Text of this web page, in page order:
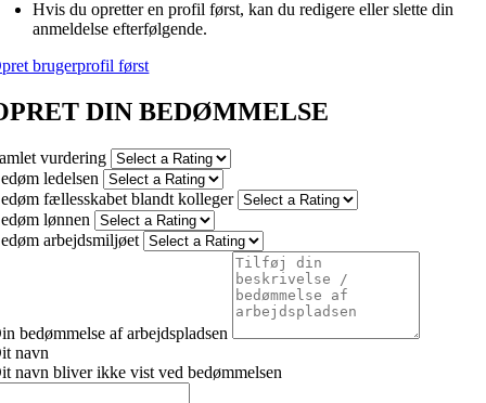
Hvis du opretter en profil først, kan du redigere eller slette din
anmeldelse efterfølgende.
brugerprofil først
DIN BEDØMMELSE
vurdering
ledelsen
fællesskabet blandt kolleger
lønnen
arbejdsmiljøet
bedømmelse af arbejdspladsen
navn
navn bliver ikke vist ved bedømmelsen